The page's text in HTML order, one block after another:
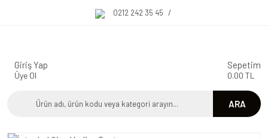
0212 242 35 45 /
ARA
Giriş Yap
Üye Ol
Sepetim
0.00 TL